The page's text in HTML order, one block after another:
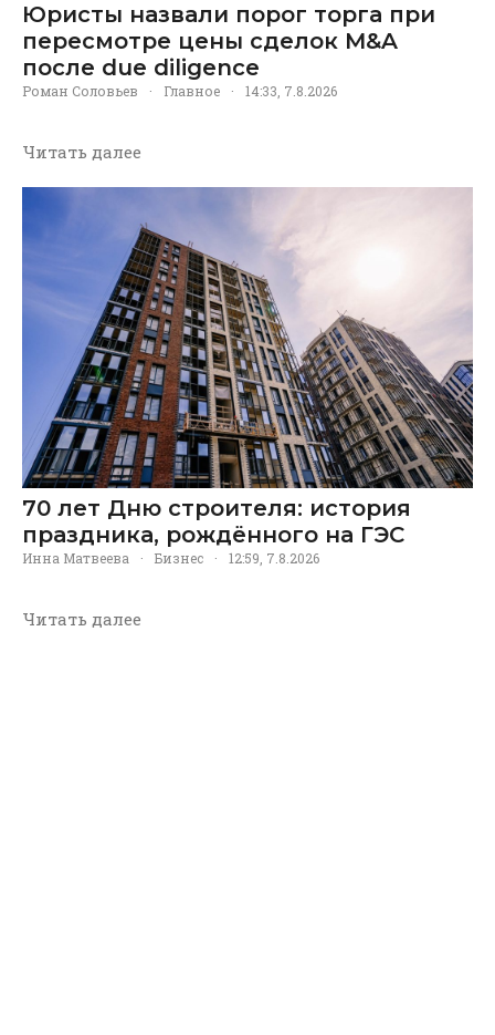
Юристы назвали порог торга при
пересмотре цены сделок M&A
после due diligence
Роман Соловьев · Главное · 14:33, 7.8.2026
Читать далее
70 лет Дню строителя: история
праздника, рождённого на ГЭС
Инна Матвеева · Бизнес · 12:59, 7.8.2026
Читать далее